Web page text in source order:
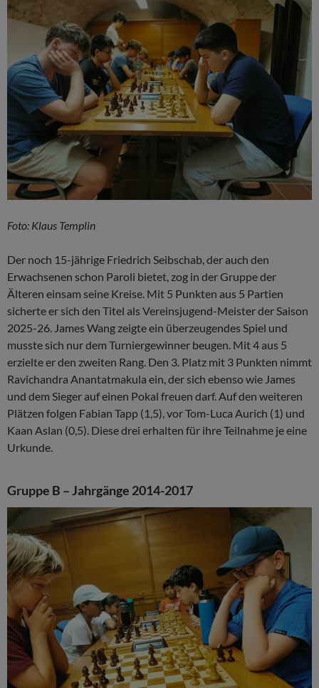
Foto: Klaus Templin
Der noch 15-jährige Friedrich Seibschab, der auch den
Erwachsenen schon Paroli bietet, zog in der Gruppe der
Älteren einsam seine Kreise. Mit 5 Punkten aus 5 Partien
sicherte er sich den Titel als Vereinsjugend-Meister der Saison
2025-26. James Wang zeigte ein überzeugendes Spiel und
musste sich nur dem Turniergewinner beugen. Mit 4 aus 5
erzielte er den zweiten Rang. Den 3. Platz mit 3 Punkten nimmt
Ravichandra Anantatmakula ein, der sich ebenso wie James
und dem Sieger auf einen Pokal freuen darf. Auf den weiteren
Plätzen folgen Fabian Tapp (1,5), vor Tom-Luca Aurich (1) und
Kaan Aslan (0,5). Diese drei erhalten für ihre Teilnahme je eine
Urkunde.
Gruppe B – Jahrgänge 2014-2017